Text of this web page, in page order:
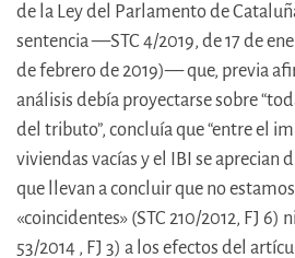
de la Ley del Parlamento de
sentencia —STC 4/2019, de 17 de
de febrero de 2019)— que, previa
análisis debía proyectarse sobre
del tributo”, concluía que “entre el
viviendas vacías y el IBI se aprecian
que llevan a concluir que no
«coincidentes» (STC 210/2012, FJ 6)
53/2014 , FJ 3) a los efectos del